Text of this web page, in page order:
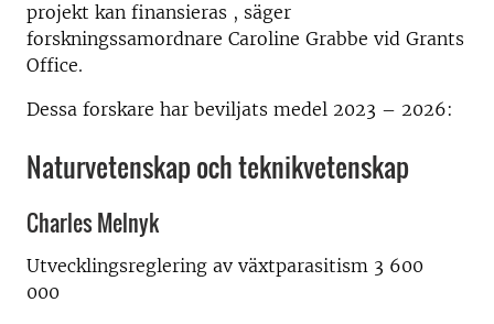
projekt kan finansieras , säger
forskningssamordnare Caroline Grabbe vid Grants
Office.
Dessa forskare har beviljats medel 2023 – 2026:
Naturvetenskap och teknikvetenskap
Charles Melnyk
Utvecklingsreglering av växtparasitism 3 600
000